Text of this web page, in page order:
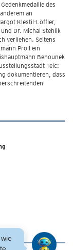
des
an
Klestil-Löffler,
Dr. Michal Stehlik
verliehen. Seitens
Pröll ein
Behounek
Telc:
dokumentieren, dass